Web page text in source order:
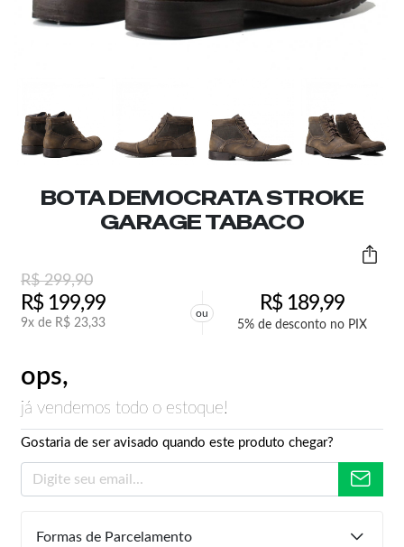
BOTA DEMOCRATA STROKE
GARAGE TABACO
R$299,90
R$199,99
9x de R$ 23,33
ou R$189,99
5% de desconto no PIX
ops,
já vendemos todo o estoque!
Gostaria de ser avisado quando este produto chegar?
Formas de Parcelamento